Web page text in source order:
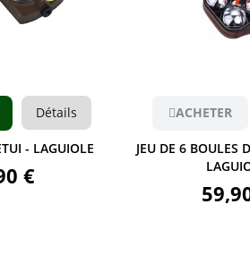
Détails
- LAGUIOLE
€
ACHETER
JEU DE 6 BOULES